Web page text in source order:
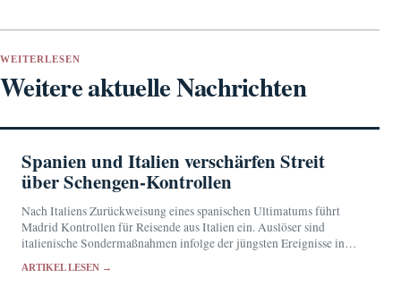
WEITERLESEN
Weitere aktuelle Nachrichten
Spanien und Italien verschärfen Streit
über Schengen-Kontrollen
Nach Italiens Zurückweisung eines spanischen Ultimatums führt
Madrid Kontrollen für Reisende aus Italien ein. Auslöser sind
italienische Sondermaßnahmen infolge der jüngsten Ereignisse in
ARTIKEL LESEN →